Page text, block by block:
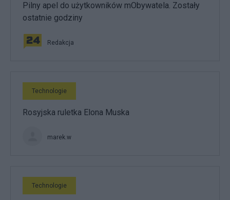
Pilny apel do użytkowników mObywatela. Zostały
ostatnie godziny
Redakcja
Technologie
Rosyjska ruletka Elona Muska
marek.w
Technologie